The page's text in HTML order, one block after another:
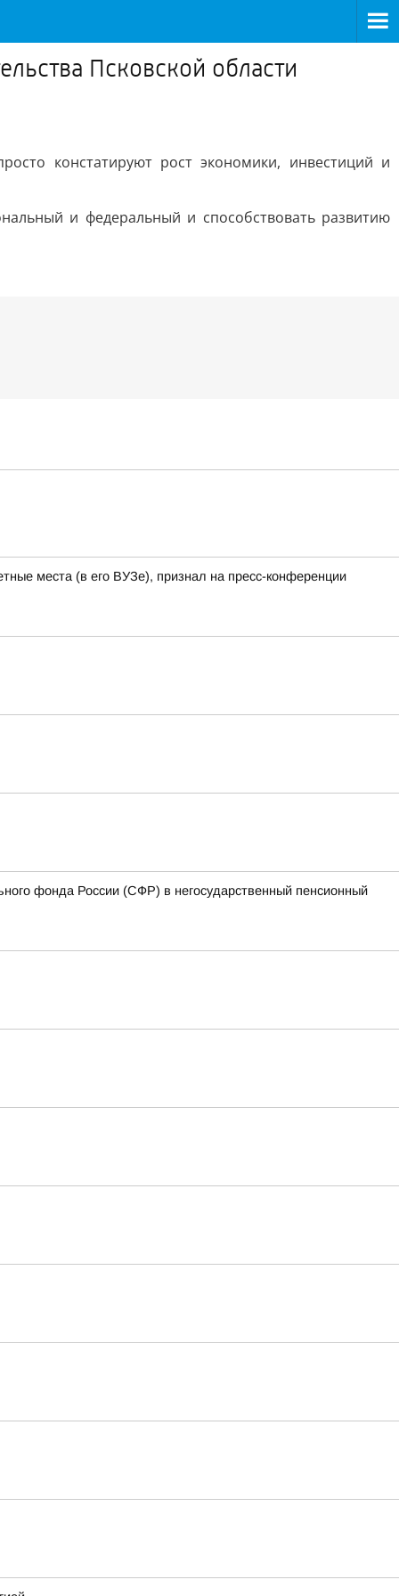
Псковской области
констатируют рост экономики, инвестиций и
и федеральный и способствовать развитию
места (в его ВУЗе), признал на пресс-конференции
фонда России (СФР) в негосударственный пенсионный